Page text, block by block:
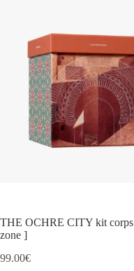
THE OCHRE CITY kit corps
zone ]
99.00€